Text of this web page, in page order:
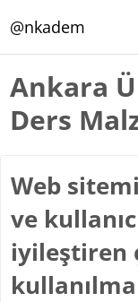
@nkadem
Ankara
Ders
Web
ve
iyileştiren